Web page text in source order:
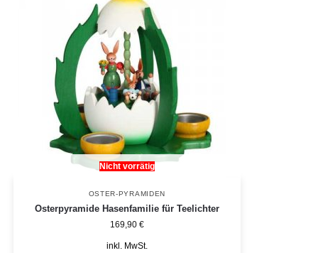
Nicht vorrätig
OSTER-PYRAMIDEN
Osterpyramide Hasenfamilie für Teelichter
169,90 €
inkl. MwSt.